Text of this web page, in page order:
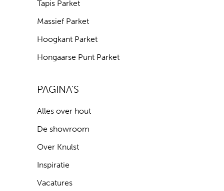
Tapis Parket
Massief Parket
Hoogkant Parket
Hongaarse Punt Parket
PAGINA'S
Alles over hout
De showroom
Over Knulst
Inspiratie
Vacatures